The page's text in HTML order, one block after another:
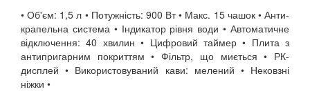
• Об'єм: 1,5 л • Потужність: 900 Вт • Макс. 15 чашок • Анти-
крапельна система • Індикатор рівня води • Автоматичне
відключення: 40 хвилин • Цифровий таймер • Плита з
антипригарним покриттям • Фільтр, що миється • РК-
дисплей • Використовуваний кави: мелений • Нековзні
ніжки •